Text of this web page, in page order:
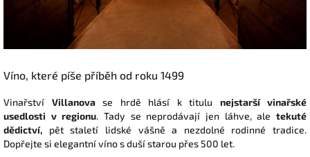
Víno, které píše příběh od roku 1499
Vinařství Villanovase hrdě hlásí k titulu nejstarší vinařské
usedlosti v regionu. Tady se neprodávají jen láhve, aletekuté
dědictví, pět staletí lidské vášně a nezdolné rodinné tradice.
Dopřejte si elegantní víno s duší starou přes 500 let.